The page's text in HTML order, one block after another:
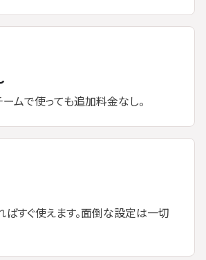
ムで使っても追加料金なし。
ばすぐ使えます。面倒な設定は一切